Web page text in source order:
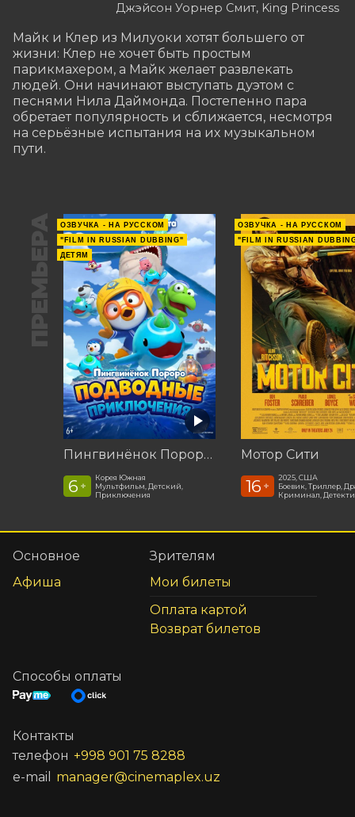
Джэйсон Уорнер Смит, King Princess
Майк и Клер из Милуоки хотят большего от
жизни: Клер не хочет быть простым
парикмахером, а Майк желает развлекать
людей. Они начинают выступать дуэтом с
песнями Нила Даймонда. Постепенно пара
обретает популярность и сближается, несмотря
на серьёзные испытания на их музыкальном
пути.
ПРЕМЬЕРА
ОЗВУЧКА - НА РУССКОМ
"FILM IN RUSSIAN DUBBING"
ДЕТЯМ
Пингвинёнок Пороро: Подводные приключения
6 +
Корея Южная
Мультфильм, Детский,
Приключения
ОЗВУЧКА - НА РУССКОМ
"FILM IN RUSSIAN
Мотор Сити
16 +
2025, США
Боевик, Триллер,
Криминал,
Основное
Афиша
Зрителям
Мои билеты
Оплата картой
Возврат билетов
Способы оплаты
Контакты
телефон +998 901 75 8288
e-mail
manager@cinemaplex.uz